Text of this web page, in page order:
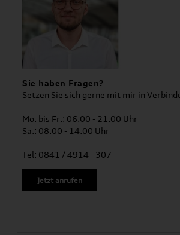
Sie haben Fragen?
Setzen Sie sich gerne mit mir in
Mo. bis Fr.: 06.00 - 21.00 Uhr
Sa.: 08.00 - 14.00 Uhr
Tel: 0841 / 4914 - 307
Jetzt anrufen